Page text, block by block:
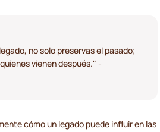
no solo preservas el pasado;
vienen después." -
cómo un legado puede influir en las